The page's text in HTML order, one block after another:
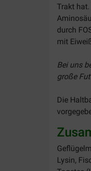
Trakt
durch
mit
Bei uns
große
Die
Lysin,